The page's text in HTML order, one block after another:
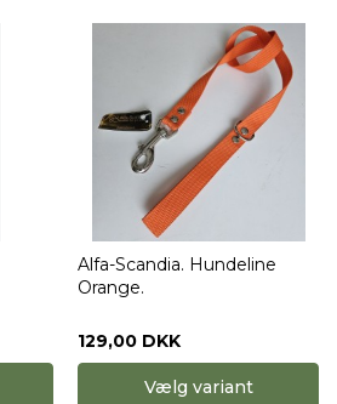
Alfa-Scandia. Hundeline
Orange.
129,00 DKK
Vælg variant